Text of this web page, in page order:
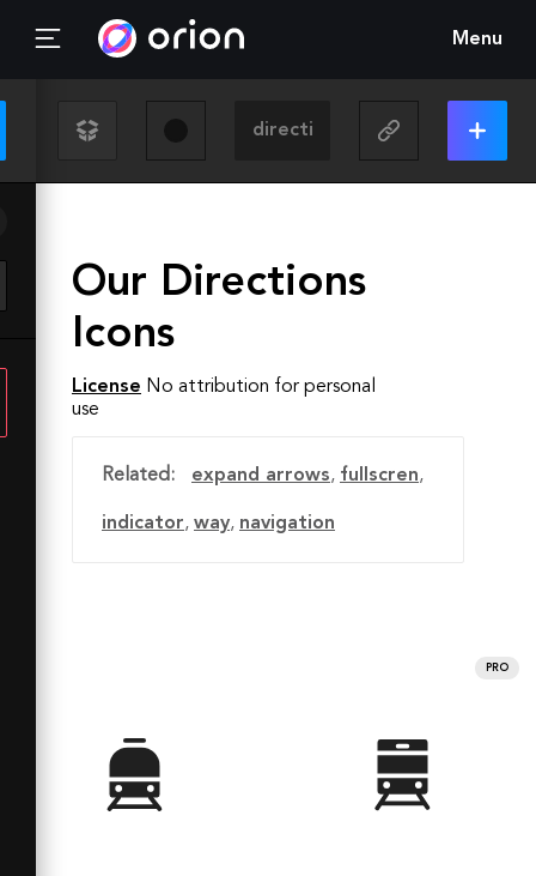
Menu
Our Directions
Icons
License No attribution for personal
use
Related: expand arrows, fullscren,
indicator, way, navigation
PRO